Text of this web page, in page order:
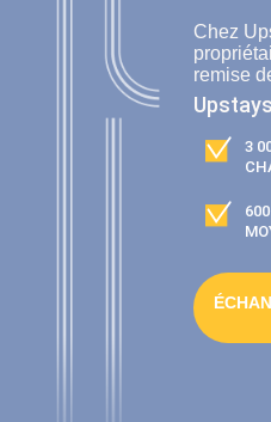
Chez
remise
3